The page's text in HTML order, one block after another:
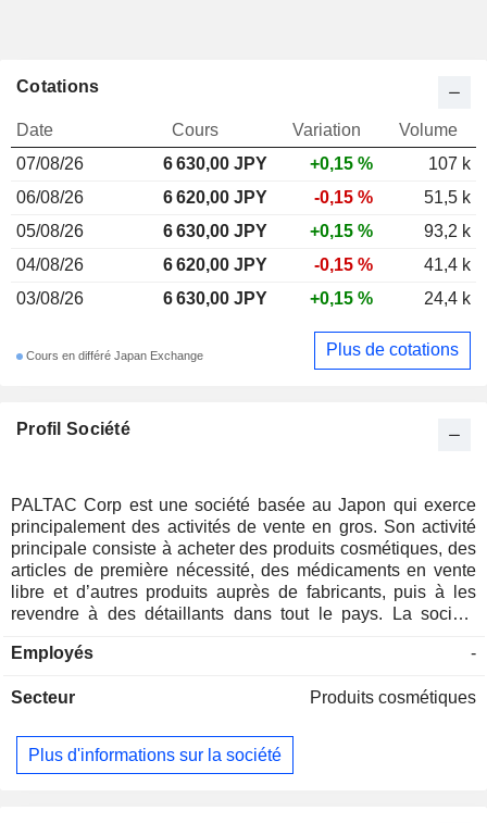
Profil Société
PALTAC Corp est une société basée au Japon qui exerce
principalement des activités de vente en gros. Son activité
principale consiste à acheter des produits cosmétiques, des
articles de première nécessité, des médicaments en vente
libre et d’autres produits auprès de fabricants, puis à les
revendre à des détaillants dans tout le pays. La société
telles que la logistique, la gestion des stocks, la
qu’intermédiaire entre les fabricants et les détaillants.
Employés -
Secteur Produits cosmétiques
Plus d'informations sur la société
Cotations
Date Cours Variation
Volume
07/08/26
6 630,00 JPY +0,15 %
107 k
06/08/26
6 620,00 JPY -0,15 %
51,5 k
05/08/26
6 630,00 JPY +0,15 %
93,2 k
04/08/26
6 620,00 JPY -0,15 %
41,4 k
03/08/26
6 630,00 JPY +0,15 % 24,4 k
Cours en différé Japan Exchange Plus de cotations